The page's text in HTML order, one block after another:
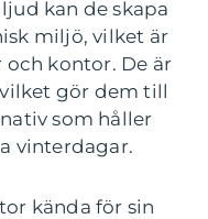
kan de skapa
miljö, vilket är
kontor. De är
gör dem till
som håller
vinterdagar.
kända för sin